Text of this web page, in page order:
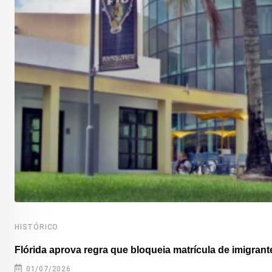
HISTÓRICO
Flórida aprova regra que bloqueia matrícula de
01/07/2026